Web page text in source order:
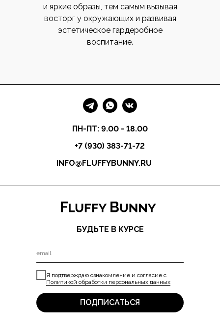
и яркие образы, тем самым вызывая
восторг у окружающих и развивая
эстетическое гардеробное
воспитание.
+7 (930) 383-71-72
INFO@FLUFFYBUNNY.RU
ПН-ПТ: 9.00 - 18.00
Я подтверждаю ознакомление и согласие с
Политикой обработки персональных данных
ПОДПИСАТЬСЯ
БУДЬТЕ В КУРСЕ